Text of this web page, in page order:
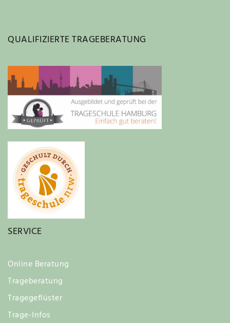
QUALIFIZIERTE TRAGEBERATUNG
SERVICE
Online Beratung
Trageberatung
Tragegeflüster
Trage-Infos